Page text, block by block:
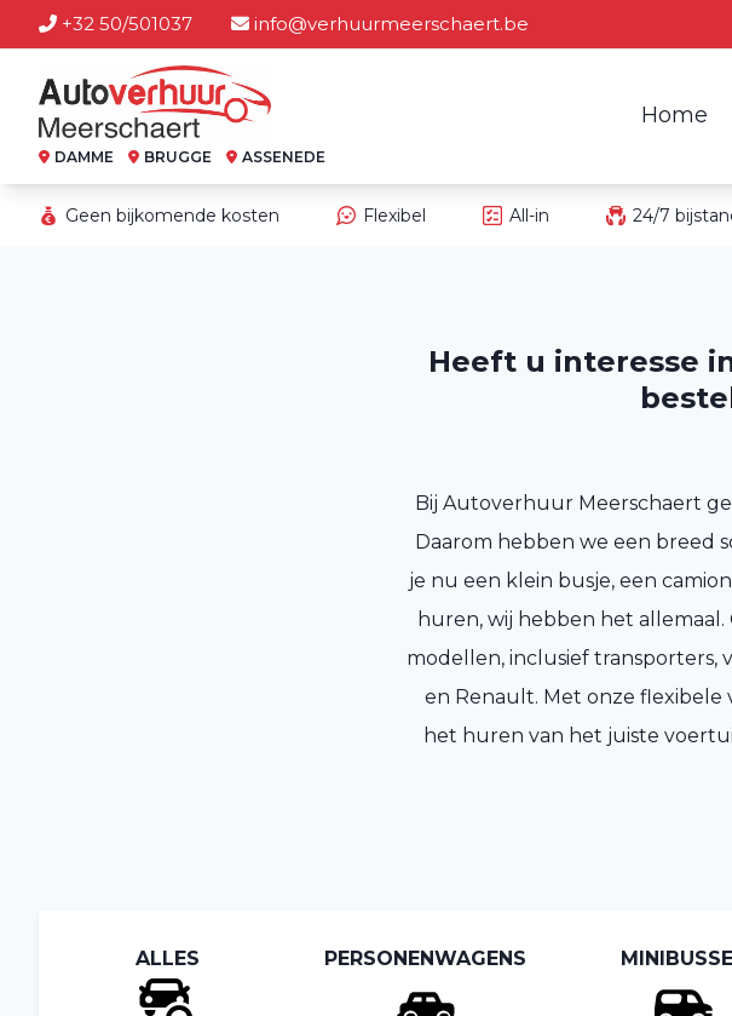
+32 50/501037 info@verhuurmeerschaert.be
DAMME BRUGGE ASSENEDE
Home
Geen bijkomende kosten Flexibel All-in 24/7
Heeft u interesse
Bij Autoverhuur Meerschaert
Daarom hebben we een breed
je nu een klein busje, een
huren, wij hebben het
modellen, inclusief transporters,
en Renault. Met onze
het huren van het juiste
ALLES PERSONENWAGENS